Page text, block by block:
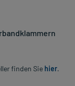
finden Sie hier.